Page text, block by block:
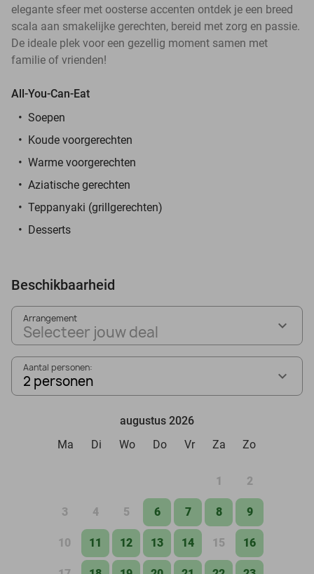
elegante sfeer met oosterse accenten ontdek je een breed
scala aan smakelijke gerechten, bereid met zorg en passie.
De ideale plek voor een gezellig moment samen met
familie of vrienden!
All-You-Can-Eat
Soepen
Koude voorgerechten
Warme voorgerechten
Aziatische gerechten
Teppanyaki (grillgerechten)
Desserts
Beschikbaarheid
Arrangement
Selecteer jouw deal
Aantal personen:
2 personen
augustus 2026
Ma
Di Wo Do Vr Za Zo
1 2
3 4 5 6 7 8 9
10 11 12 13 14 15 16